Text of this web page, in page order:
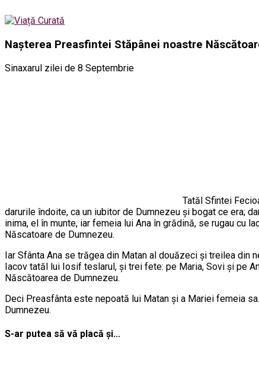
Naşterea Preasfintei Stăpânei noastre
Sinaxarul zilei de 8 Septembrie
Tatăl Sfintei
darurile îndoite, ca un iubitor de Dumnezeu şi bogat ce era;
inima, el în munte, iar femeia lui Ana în grădină, se rugau cu
Născatoare de Dumnezeu.
Iar Sfânta Ana se trăgea din Matan al douăzeci şi treilea din
Iacov tatăl lui Iosif teslarul, şi trei fete: pe Maria, Sovi şi pe
Născătoarea de Dumnezeu.
Deci Preasfânta este nepoată lui Matan şi a Mariei femeia
Dumnezeu.
S-ar putea să vă placă și...